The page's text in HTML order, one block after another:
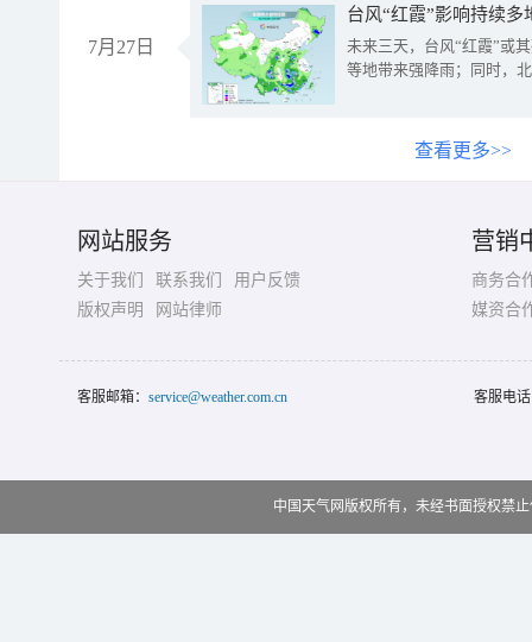
7月27日
台风“红霞”影响持续
未来三天，台风“红霞”或
等地带来强降雨；同时，
查看更多>>
网站服务
关于我们 联系我们
用户反馈
版权声明
网站律师
营销
商务合
媒资合
客服邮箱： service@weather.com.cn 客服电
中国天气网版权所有，未经书面授权